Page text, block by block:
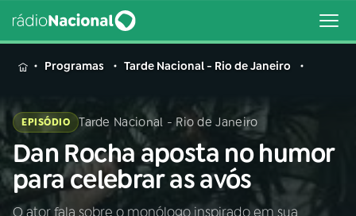
MENU
Buscar
na
Rádio
Nacional
Buscar
Programas Tarde Nacional - Rio de Janeiro
EPISÓDIO Tarde Nacional - Rio de Janeiro
Dan Rocha aposta no humor
para celebrar as avós
O ator fala sobre o monólogo inspirado em sua